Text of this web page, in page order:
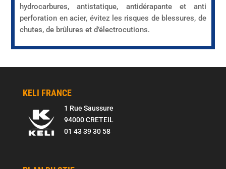
hydrocarbures, antistatique, antidérapante et anti
perforation en acier, évitez les risques de blessures, de
chutes, de brûlures et d’électrocutions.
KELI FRANCE
1 Rue Saussure
94000 CRETEIL
01 43 39 30 58